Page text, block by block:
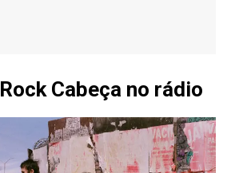
Rock Cabeça no rádio